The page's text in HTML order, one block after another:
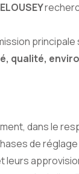
principale
qualité,
dans le
de
leurs